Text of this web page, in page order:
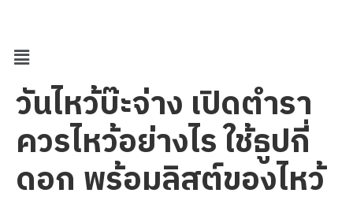
วันไหว้บ๊ะจ่าง เปิดตำรา
ควรไหว้อย่างไร ใช้ธูปกี่
ดอก พร้อมลิสต์ของไหว้